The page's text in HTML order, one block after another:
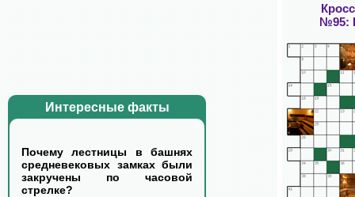
Интересные факты
Почему лестницы в башнях
средневековых замках были
закручены по часовой
стрелке?
№95: